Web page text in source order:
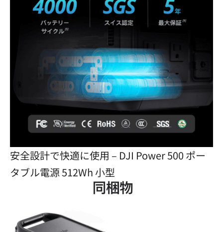
安全設計で快適に使用 – DJI Power 500 ポー
タブル電源 512Wh 小型